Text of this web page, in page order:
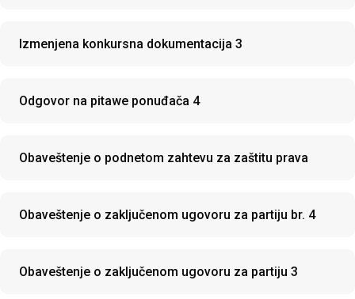
Izmenjena konkursna dokumentacija 3
Odgovor na pitawe ponuđača 4
Obaveštenje o podnetom zahtevu za zaštitu prava
Obaveštenje o zaključenom ugovoru za partiju br. 4
Obaveštenje o zaključenom ugovoru za partiju 3